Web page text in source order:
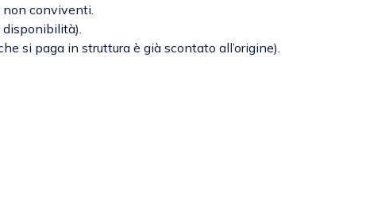
conviventi.
si paga in struttura è già scontato all’origine).